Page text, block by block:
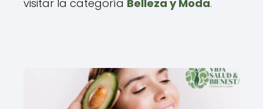
visitar la categoría Belleza y Moda.